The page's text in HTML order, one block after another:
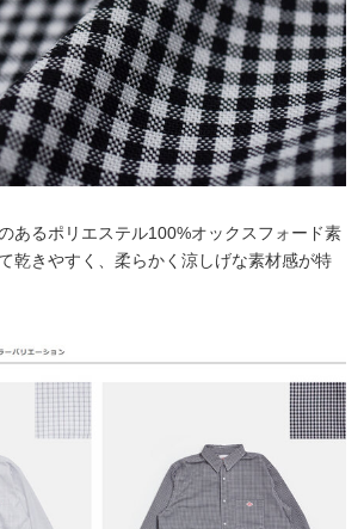
あるポリエステル100%オックスフォード素
乾きやすく、柔らかく涼しげな素材感が特